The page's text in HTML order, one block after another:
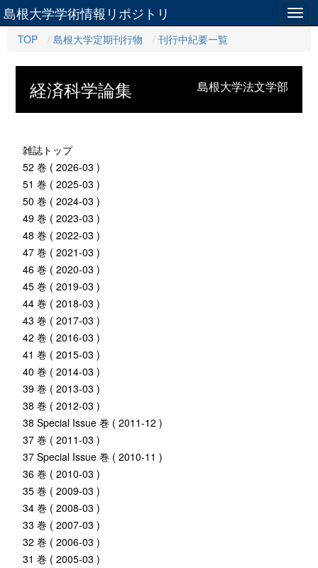
島根大学学術情報リポジトリ
TOP 島根大学定期刊行物 刊行中紀要一覧
島根大学法文学部
経済科学論集
雑誌トップ
52 巻 ( 2026-03 )
51 巻 ( 2025-03 )
50 巻 ( 2024-03 )
49 巻 ( 2023-03 )
48 巻 ( 2022-03 )
47 巻 ( 2021-03 )
46 巻 ( 2020-03 )
45 巻 ( 2019-03 )
44 巻 ( 2018-03 )
43 巻 ( 2017-03 )
42 巻 ( 2016-03 )
41 巻 ( 2015-03 )
40 巻 ( 2014-03 )
39 巻 ( 2013-03 )
38 巻 ( 2012-03 )
38 Special Issue 巻 ( 2011-12 )
37 巻 ( 2011-03 )
37 Special Issue 巻 ( 2010-11 )
36 巻 ( 2010-03 )
35 巻 ( 2009-03 )
34 巻 ( 2008-03 )
33 巻 ( 2007-03 )
32 巻 ( 2006-03 )
31 巻 ( 2005-03 )